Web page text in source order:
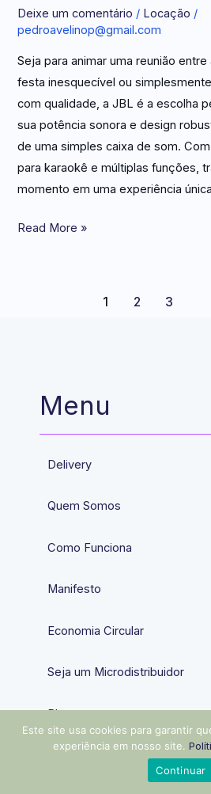
Deixe um comentário / Locação /
pedroavelinop@gmail.com
Seja para animar uma reunião
festa inesquecível ou
com qualidade, a JBL é a escolha
sua potência sonora e design
de uma simples caixa de som.
para karaokê e múltiplas funções,
momento em uma experiência
Read More »
1 2 3
Menu
Delivery
Quem Somos
Como Funciona
Manifesto
Economia Circular
Seja um Microdistribuidor
Blog
Contato
Este site usa cookies para garantir
experiência em nosso site.
Continuar